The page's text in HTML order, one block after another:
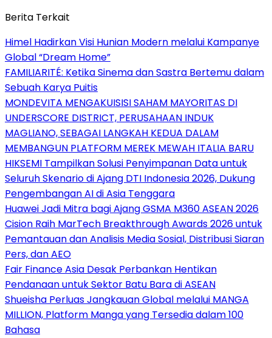
Berita Terkait
Himel Hadirkan Visi Hunian Modern melalui Kampanye
Global “Dream Home”
FAMILIARITÉ: Ketika Sinema dan Sastra Bertemu dalam
Sebuah Karya Puitis
MONDEVITA MENGAKUISISI SAHAM MAYORITAS DI
UNDERSCORE DISTRICT, PERUSAHAAN INDUK
MAGLIANO, SEBAGAI LANGKAH KEDUA DALAM
MEMBANGUN PLATFORM MEREK MEWAH ITALIA BARU
HIKSEMI Tampilkan Solusi Penyimpanan Data untuk
Seluruh Skenario di Ajang DTI Indonesia 2026, Dukung
Pengembangan AI di Asia Tenggara
Huawei Jadi Mitra bagi Ajang GSMA M360 ASEAN 2026
Cision Raih MarTech Breakthrough Awards 2026 untuk
Pemantauan dan Analisis Media Sosial, Distribusi Siaran
Pers, dan AEO
Fair Finance Asia Desak Perbankan Hentikan
Pendanaan untuk Sektor Batu Bara di ASEAN
Shueisha Perluas Jangkauan Global melalui MANGA
MILLION, Platform Manga yang Tersedia dalam 100
Bahasa